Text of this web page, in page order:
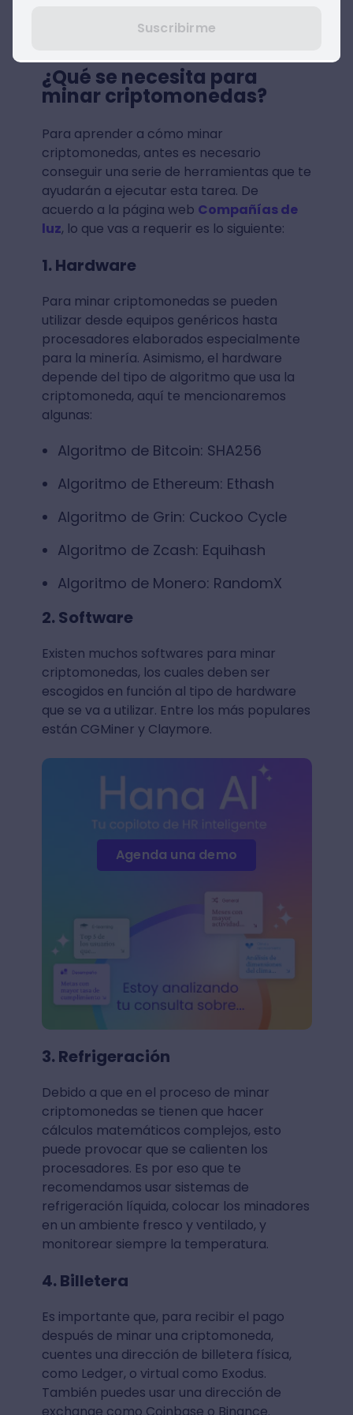
¿Qué se necesita para
minar criptomonedas?
Para aprender a cómo minar
criptomonedas, antes es necesario
conseguir una serie de herramientas que te
ayudarán a ejecutar esta tarea. De
acuerdo a la página web Compañías de
luz, lo que vas a requerir es lo siguiente:
1. Hardware
Para minar criptomonedas se pueden
utilizar desde equipos genéricos hasta
procesadores elaborados especialmente
para la minería. Asimismo, el hardware
depende del tipo de algoritmo que usa la
criptomoneda, aquí te mencionaremos
algunas:
Algoritmo de Bitcoin: SHA256
Algoritmo de Ethereum: Ethash
Algoritmo de Grin: Cuckoo Cycle
Algoritmo de Zcash: Equihash
Algoritmo de Monero: RandomX
2. Software
Existen muchos softwares para minar
criptomonedas, los cuales deben ser
escogidos en función al tipo de hardware
que se va a utilizar. Entre los más populares
están CGMiner y Claymore.
Agenda una demo
3. Refrigeración
Debido a que en el proceso de minar
criptomonedas se tienen que hacer
cálculos matemáticos complejos, esto
puede provocar que se calienten los
procesadores. Es por eso que te
recomendamos usar sistemas de
refrigeración líquida, colocar los minadores
en un ambiente fresco y ventilado, y
monitorear siempre la temperatura.
4. Billetera
Es importante que, para recibir el pago
después de minar una criptomoneda,
cuentes una dirección de billetera física,
como Ledger, o virtual como Exodus.
También puedes usar una dirección de
exchange como Coinbase o Binance.
Suscribirme